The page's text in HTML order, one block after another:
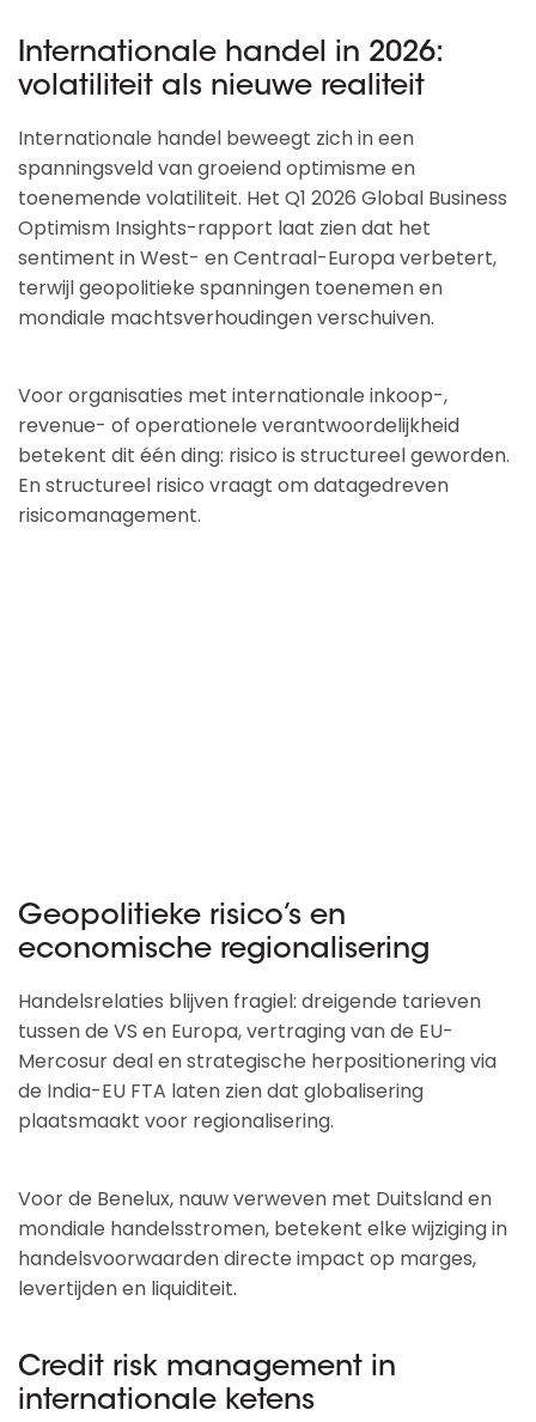
Internationale handel in 2026:
volatiliteit als nieuwe realiteit
Internationale handel beweegt zich in een
spanningsveld van groeiend optimisme en
toenemende volatiliteit. Het Q1 2026 Global Business
Optimism Insights-rapport laat zien dat het
sentiment in West- en Centraal-Europa verbetert,
terwijl geopolitieke spanningen toenemen en
mondiale machtsverhoudingen verschuiven.
Voor organisaties met internationale inkoop-,
revenue- of operationele verantwoordelijkheid
betekent dit één ding: risico is structureel geworden.
En structureel risico vraagt om datagedreven
risicomanagement.
Geopolitieke risico’s en
economische regionalisering
Handelsrelaties blijven fragiel: dreigende tarieven
tussen de VS en Europa, vertraging van de EU-
Mercosur deal en strategische herpositionering via
de India-EU FTA laten zien dat globalisering
plaatsmaakt voor regionalisering.
Voor de Benelux, nauw verweven met Duitsland en
mondiale handelsstromen, betekent elke wijziging in
handelsvoorwaarden directe impact op marges,
levertijden en liquiditeit.
Credit risk management in
internationale ketens